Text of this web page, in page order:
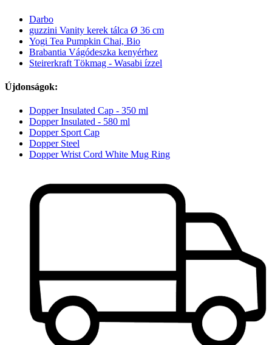
Darbo
guzzini Vanity kerek tálca Ø 36 cm
Yogi Tea Pumpkin Chai, Bio
Brabantia Vágódeszka kenyérhez
Steirerkraft Tökmag - Wasabi ízzel
Újdonságok:
Dopper Insulated Cap - 350 ml
Dopper Insulated - 580 ml
Dopper Sport Cap
Dopper Steel
Dopper Wrist Cord White Mug Ring